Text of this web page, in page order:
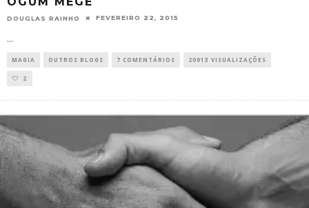
DOUGLAS RAINHO FEVEREIRO 22, 2015
...
MAGIA OUTROS BLOGS 7 COMENTÁRIOS 20913 VISUALIZAÇÕES
2